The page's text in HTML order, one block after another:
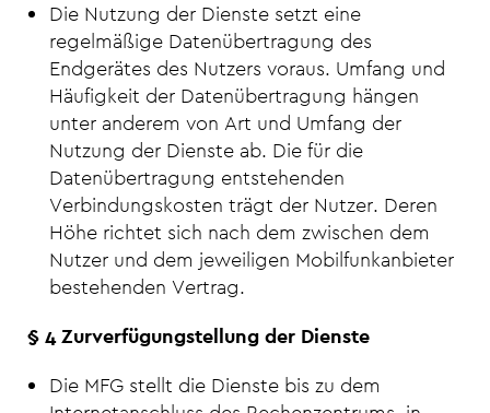
Die Nutzung der Dienste setzt eine
regelmäßige Datenübertragung des
Endgerätes des Nutzers voraus. Umfang und
Häufigkeit der Datenübertragung hängen
unter anderem von Art und Umfang der
Nutzung der Dienste ab. Die für die
Datenübertragung entstehenden
Verbindungskosten trägt der Nutzer. Deren
Höhe richtet sich nach dem zwischen dem
Nutzer und dem jeweiligen Mobilfunkanbieter
bestehenden Vertrag.
§ 4 Zurverfügungstellung der Dienste
Die MFG stellt die Dienste bis zu dem